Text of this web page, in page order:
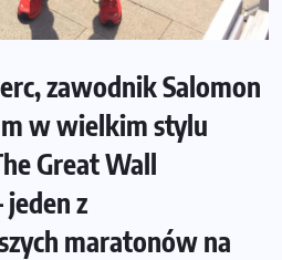
zawodnik Salomon
w wielkim stylu
Great Wall
z
maratonów na